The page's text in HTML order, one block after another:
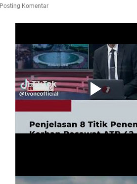
Posting Komentar